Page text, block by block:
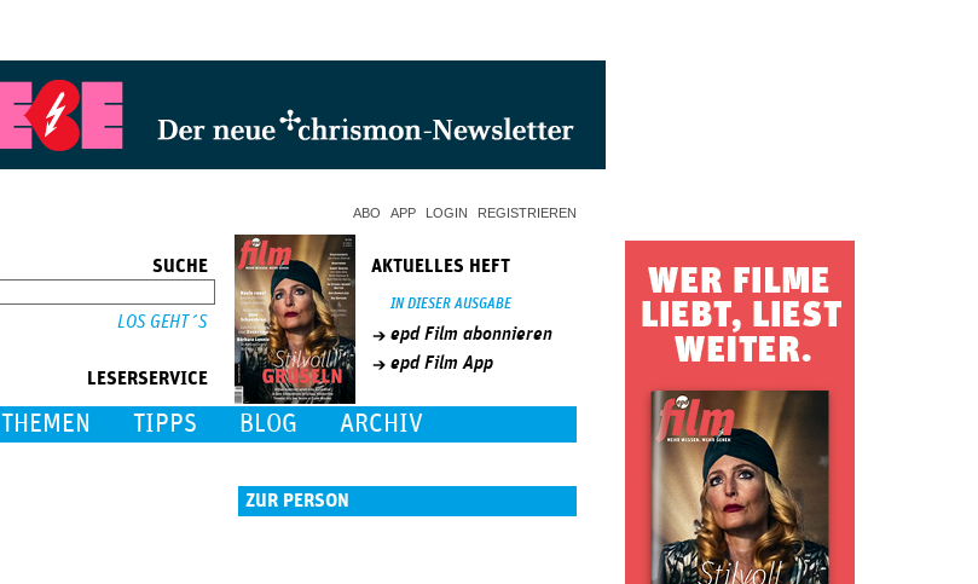
ABO APP LOGIN REGISTRIEREN
SUCHE
LESERSERVICE
AKTUELLES HEFT
IN DIESER AUSGABE
epd Film abonnieren
epd Film App
THEMEN TIPPS BLOG ARCHIV
ZUR PERSON